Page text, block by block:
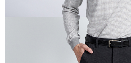
每筆NT$60，滿NT$1,200(含以上)免運
每筆NT$80，滿NT$1,200(含以上)免